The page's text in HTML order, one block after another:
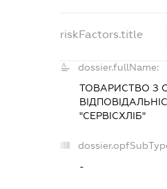
riskFactors.title
dossier.fullName:
ТОВАРИСТВО З
"СЕРВІСХЛІБ"
-